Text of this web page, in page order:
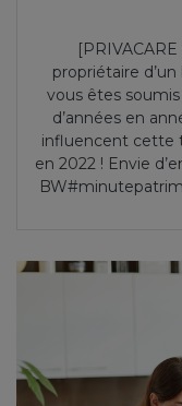
propriétaire
vous êtes
d’années en
influencent cette
en 2022 ! Envie